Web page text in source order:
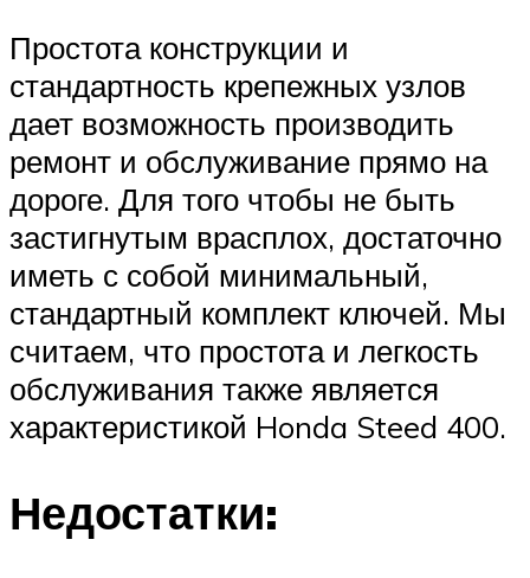
Простота конструкции и
стандартность крепежных узлов
дает возможность производить
ремонт и обслуживание прямо на
дороге. Для того чтобы не быть
застигнутым врасплох, достаточно
иметь с собой минимальный,
стандартный комплект ключей. Мы
считаем, что простота и легкость
обслуживания также является
характеристикой Honda Steed 400.
Недостатки: